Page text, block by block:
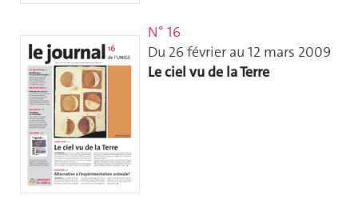
N° 16
Du 26 février au 12 mars 2009
Le ciel vu de la Terre